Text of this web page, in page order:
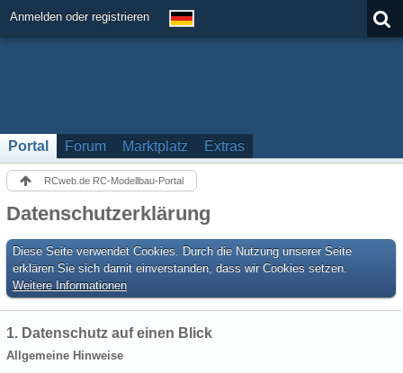
Anmelden oder registrieren
Portal Forum Marktplatz Extras
RCweb.de RC-Modellbau-Portal
Datenschutzerklärung
Diese Seite verwendet Cookies. Durch die Nutzung unserer Seite
erklären Sie sich damit einverstanden, dass wir Cookies setzen.
Weitere Informationen
1. Datenschutz auf einen Blick
Allgemeine Hinweise